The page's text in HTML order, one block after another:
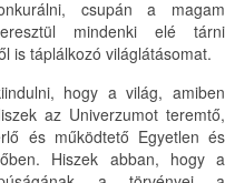
csupán a magam
mindenki elé tárni
is táplálkozó világlátásomat.
hogy a világ, amiben
az Univerzumot teremtő,
és működtető Egyetlen és
Hiszek abban, hogy a